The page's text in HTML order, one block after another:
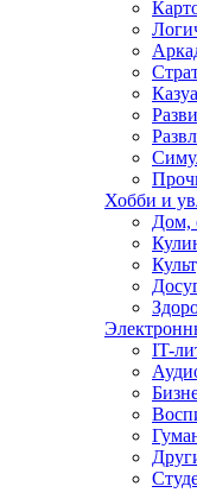
Хобби и
Дом,
IT-